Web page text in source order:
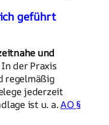
geführt
und
der Praxis
regelmäßig
jederzeit
ist u. a.AO §